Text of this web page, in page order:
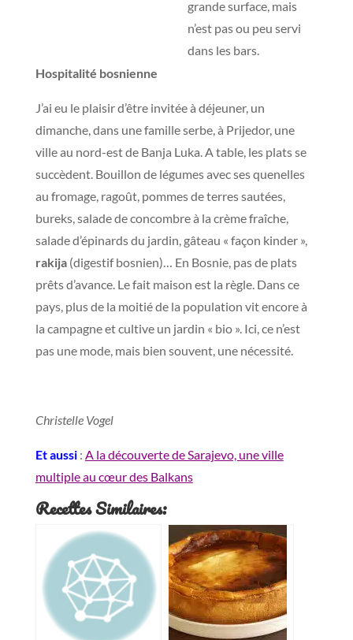
grande surface, mais
n’est pas ou peu servi
dans les bars.
Hospitalité bosnienne
J’ai eu le plaisir d’être invitée à déjeuner, un
dimanche, dans une famille serbe, à Prijedor, une
ville au nord-est de Banja Luka. A table, les plats se
succèdent. Bouillon de légumes avec ses quenelles
au fromage, ragoût, pommes de terres sautées,
bureks, salade de concombre à la crème fraîche,
salade d’épinards du jardin, gâteau « façon kinder »,
rakija(digestif bosnien)… En Bosnie, pas de plats
prêts d’avance. Le fait maison est la règle. Dans ce
pays, plus de la moitié de la population vit encore à
la campagne et cultive un jardin « bio ». Ici, ce n’est
pas une mode, mais bien souvent, une nécessité.
Christelle Vogel
Et aussi : A la découverte de Sarajevo, une ville
multiple au cœur des Balkans
Recettes Similaires: